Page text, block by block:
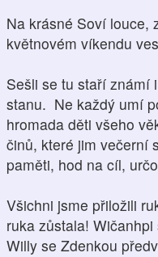
Na krásné Soví louce,
květnovém víkendu
Sešli se tu staří známí
stanu. Ne každý umí
hromada děti všeho
činů, které jim večerní
paměti, hod na cíl,
Všichni jsme přiložili
ruka zůstala!
Willy se Zdenkou